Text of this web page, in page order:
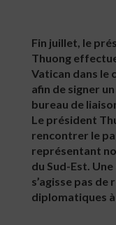
Fin juillet, le
Thuong
Vatican dans le
afin de signer
bureau de
Le président
rencontrer le
représentant
du Sud-Est.
s’agisse pas
diplomatiques